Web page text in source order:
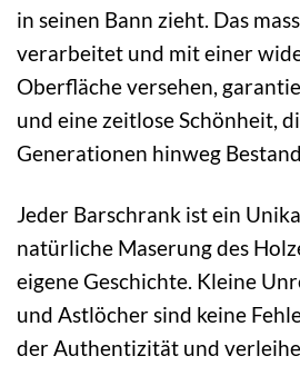
in seinen Bann zieht. Das
verarbeitet und mit einer
Oberfläche versehen,
und eine zeitlose Schönheit,
Generationen hinweg
Jeder Barschrank ist ein
natürliche Maserung des
eigene Geschichte. Kleine
und Astlöcher sind keine
der Authentizität und